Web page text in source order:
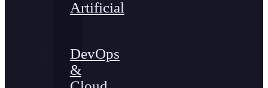
Artificial
DevOps
&